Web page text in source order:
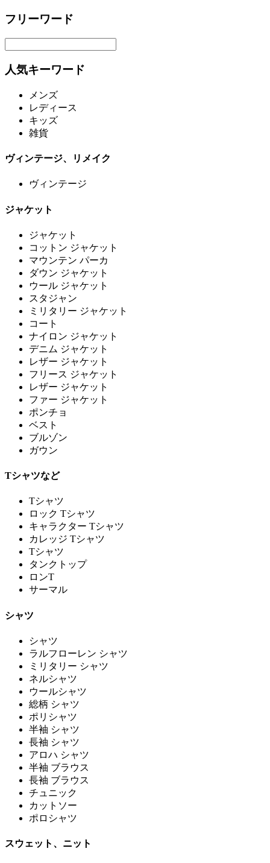
フリーワード
人気キーワード
メンズ
レディース
キッズ
雑貨
ヴィンテージ、リメイク
ヴィンテージ
ジャケット
ジャケット
コットン ジャケット
マウンテン パーカ
ダウン ジャケット
ウール ジャケット
スタジャン
ミリタリー ジャケット
コート
ナイロン ジャケット
デニム ジャケット
レザー ジャケット
フリース ジャケット
レザー ジャケット
ファー ジャケット
ポンチョ
ベスト
ブルゾン
ガウン
Tシャツなど
Tシャツ
ロック Tシャツ
キャラクター Tシャツ
カレッジ Tシャツ
Tシャツ
タンクトップ
ロンT
サーマル
シャツ
シャツ
ラルフローレン シャツ
ミリタリー シャツ
ネルシャツ
ウールシャツ
総柄 シャツ
ポリシャツ
半袖 シャツ
長袖 シャツ
アロハ シャツ
半袖 ブラウス
長袖 ブラウス
チュニック
カットソー
ポロシャツ
スウェット、ニット